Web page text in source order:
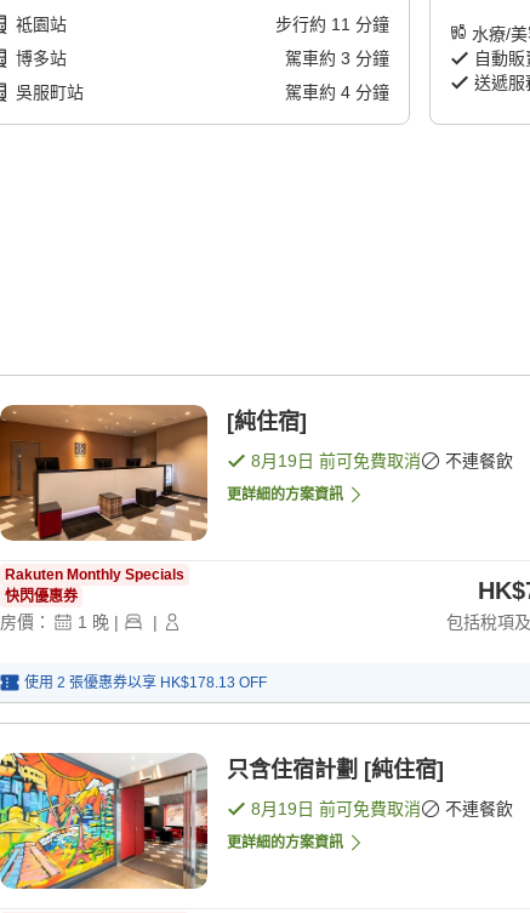
祗園站 步行約 11 分鐘
博多站
駕車約 3 分鐘
吳服町站
駕車約 4分鐘
水療/
自動販
送遞服
[純住宿]
8月19日 前可免費取消 不連餐飲
更詳細的方案資訊
Rakuten Monthly Specials
快閃優惠券
房價： 1 晚 | | 包括稅項
使用 2 張優惠券以享 HK$178.13 OFF
只含住宿計劃 [純住宿]
8月19日 前可免費取消 不連餐飲
更詳細的方案資訊